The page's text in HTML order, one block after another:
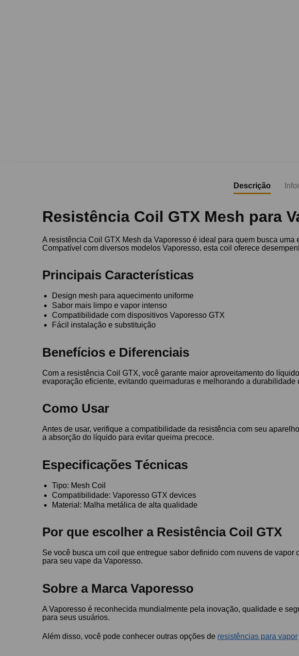
Descrição
Resistência Coil GTX Mesh para
A resistência Coil GTX Mesh da Vaporesso é ideal para quem busca
Compatível com diversos modelos Vaporesso, esta coil oferece
Principais Características
Design mesh para aquecimento uniforme
Sabor mais limpo e vapor intenso
Compatibilidade com dispositivos Vaporesso GTX
Fácil instalação e substituição
Benefícios e Diferenciais
Com a resistência Coil GTX, você garante maior aproveitamento do
evaporação eficiente, evitando queimaduras e melhorando a durabilidade
Como Usar
Antes de usar, verifique a compatibilidade da resistência com seu
a absorção do líquido para evitar queima precoce.
Especificações Técnicas
Tipo: Mesh Coil
Compatibilidade: Vaporesso GTX devices
Material: Malha metálica de alta qualidade
Por que escolher a Resistência Coil GTX
Se você busca um coil que entregue sabor definido com nuvens de
para seu vape da Vaporesso.
Sobre a Marca Vaporesso
A Vaporesso é reconhecida mundialmente pela inovação, qualidade e
para seus usuários.
Além disso, você pode conhecer outras opções de resistências para vapor